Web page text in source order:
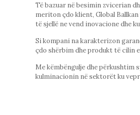
Të bazuar në besimin zvicerian
meriton çdo klient, Global
të sjellë ne vend inovacione dhe
Si kompani na karakterizon
çdo shërbim dhe produkt të cilin
Me këmbëngulje dhe përkushtim
kulminacionin në sektorët ku